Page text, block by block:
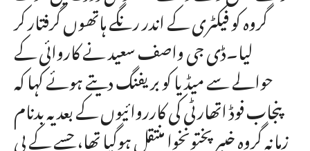
گروہ کو فیکٹری کے اندر رنگے ہاتھوں گرفتار کر
لیا۔ڈی جی واصف سعید نے کاروائی کے
حوالے سے میڈیا کو بریفنگ دیتے ہوئے کہا کہ
پنجاب فوڈ اتھارٹی کی کارروائیوں کے بعد یہ بدنام
زمانہ گروہ خیبرپختونخوا منتقل ہوگیا تھا، جسے کے پی